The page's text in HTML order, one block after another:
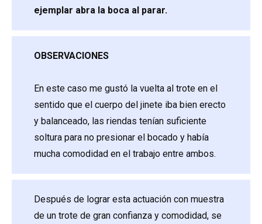
ejemplar abra la boca al parar.
OBSERVACIONES
En este caso me gustó la vuelta al trote en el
sentido que el cuerpo del jinete iba bien erecto
y balanceado, las riendas tenían suficiente
soltura para no presionar el bocado y había
mucha comodidad en el trabajo entre ambos.
Después de lograr esta actuación con muestra
de un trote de gran confianza y comodidad, se